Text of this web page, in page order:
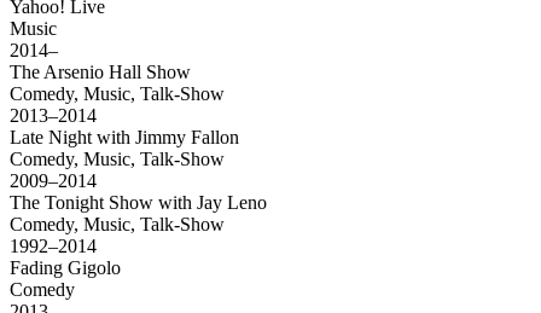
Yahoo! Live
Music
2014–
The Arsenio Hall Show
Comedy, Music, Talk-Show
2013–2014
Late Night with Jimmy Fallon
Comedy, Music, Talk-Show
2009–2014
The Tonight Show with Jay Leno
Comedy, Music, Talk-Show
1992–2014
Fading Gigolo
Comedy